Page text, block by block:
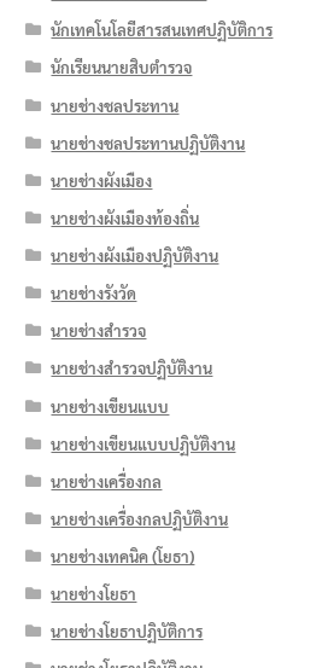
นักเทคโนโลยีสารสนเทศปฏิบัติการ
นักเรียนนายสิบตำรวจ
นายช่างชลประทาน
นายช่างชลประทานปฏิบัติงาน
นายช่างผังเมือง
นายช่างผังเมืองท้องถิ่น
นายช่างผังเมืองปฏิบัติงาน
นายช่างรังวัด
นายช่างสำรวจ
นายช่างสำรวจปฏิบัติงาน
นายช่างเขียนแบบ
นายช่างเขียนแบบปฏิบัติงาน
นายช่างเครื่องกล
นายช่างเครื่องกลปฏิบัติงาน
นายช่างเทคนิค (โยธา)
นายช่างโยธา
นายช่างโยธาปฏิบัติการ